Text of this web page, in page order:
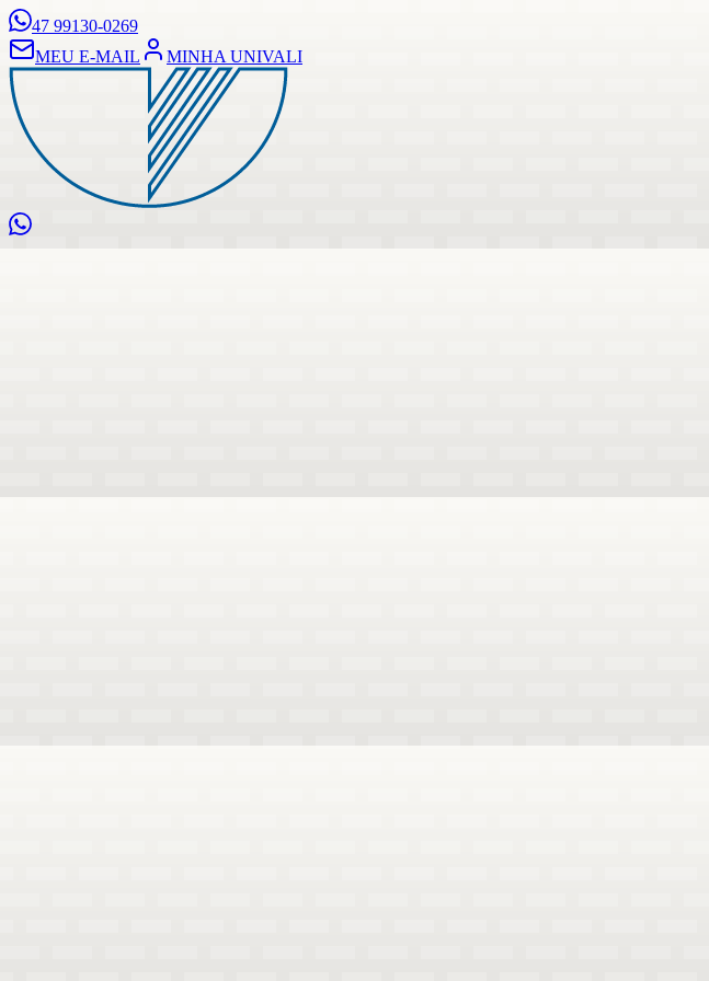
47 99130-0269
MEU E-MAIL
MINHA UNIVALI